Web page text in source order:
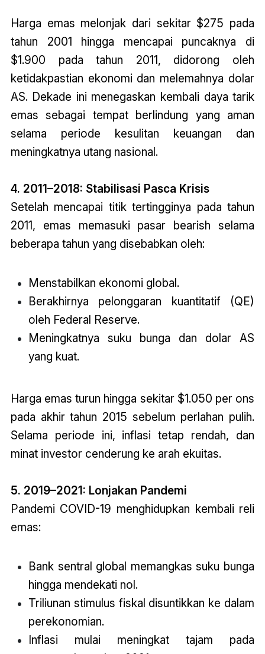
Harga emas melonjak dari sekitar $275 pada
tahun 2001 hingga mencapai puncaknya di
$1.900 pada tahun 2011, didorong oleh
ketidakpastian ekonomi dan melemahnya dolar
AS. Dekade ini menegaskan kembali daya tarik
emas sebagai tempat berlindung yang aman
selama periode kesulitan keuangan dan
meningkatnya utang nasional.
4. 2011–2018: Stabilisasi Pasca Krisis
Setelah mencapai titik tertingginya pada tahun
2011, emas memasuki pasar bearish selama
beberapa tahun yang disebabkan oleh:
Menstabilkan ekonomi global.
Berakhirnya pelonggaran kuantitatif (QE)
oleh Federal Reserve.
Meningkatnya suku bunga dan dolar AS
yang kuat.
Harga emas turun hingga sekitar $1.050 per ons
pada akhir tahun 2015 sebelum perlahan pulih.
Selama periode ini, inflasi tetap rendah, dan
minat investor cenderung ke arah ekuitas.
5. 2019–2021: Lonjakan Pandemi
Pandemi COVID-19 menghidupkan kembali reli
emas:
Bank sentral global memangkas suku bunga
hingga mendekati nol.
Triliunan stimulus fiskal disuntikkan ke dalam
perekonomian.
Inflasi mulai meningkat tajam pada